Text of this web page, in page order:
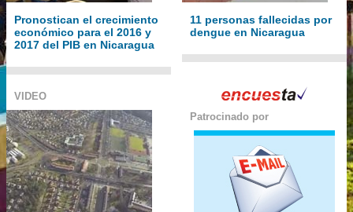
Pronostican el crecimiento
económico para el 2016 y
2017 del PIB en Nicaragua
11 personas fallecidas por
dengue en Nicaragua
VIDEO
Patrocinado por